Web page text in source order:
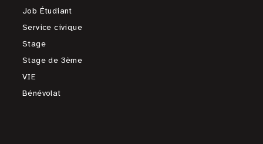
Job Étudiant
Service civique
Stage
Stage de 3ème
VIE
Bénévolat